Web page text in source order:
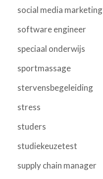
social media marketing
software engineer
speciaal onderwijs
sportmassage
stervensbegeleiding
stress
studers
studiekeuzetest
supply chain manager